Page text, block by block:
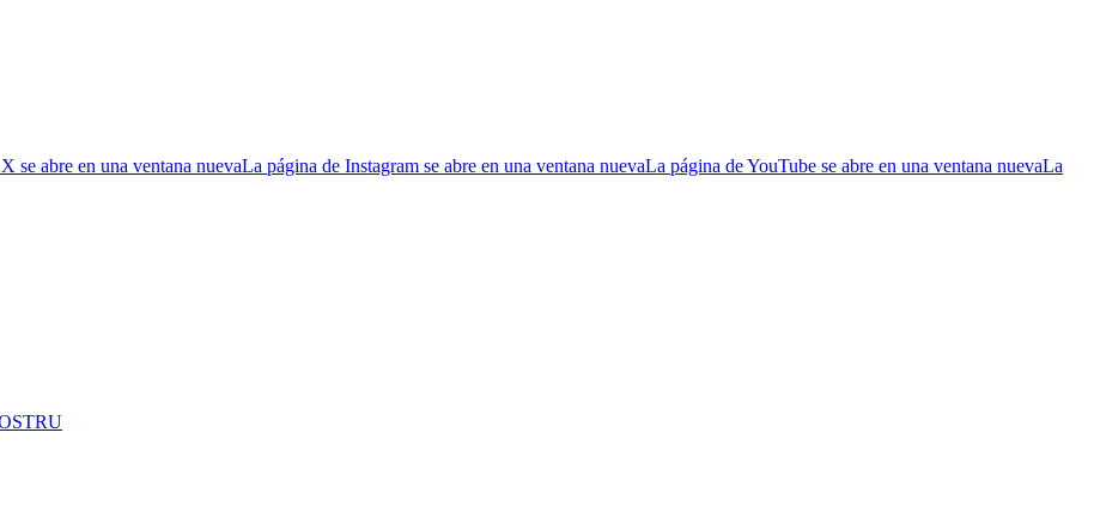
se abre en una ventana nuevaLa página de Instagram se abre en una ventana nuevaLa página de YouTube se abre en una ventana nuevaLa